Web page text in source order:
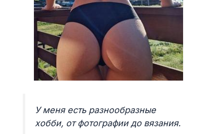
У меня есть разнообразные
хобби, от фотографии до вязания.